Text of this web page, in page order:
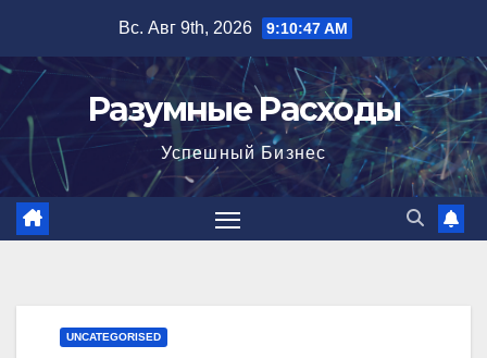
содержимому
Вс. Авг 9th, 2026 9:10:48 AM
Разумные Расходы
Успешный Бизнес
UNCATEGORISED